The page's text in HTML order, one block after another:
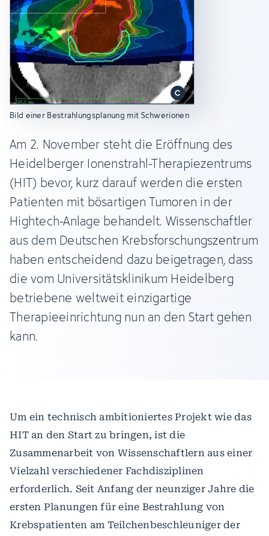
Bild einer Bestrahlungsplanung mit Schwerionen
Am 2. November steht die Eröffnung des
Heidelberger Ionenstrahl-Therapiezentrums
(HIT) bevor, kurz darauf werden die ersten
Patienten mit bösartigen Tumoren in der
Hightech-Anlage behandelt. Wissenschaftler
aus dem Deutschen Krebsforschungszentrum
haben entscheidend dazu beigetragen, dass
die vom Universitätsklinikum Heidelberg
betriebene weltweit einzigartige
Therapieeinrichtung nun an den Start gehen
kann.
Um ein technisch ambitioniertes Projekt wie das
HIT an den Start zu bringen, ist die
Zusammenarbeit von Wissenschaftlern aus einer
Vielzahl verschiedener Fachdisziplinen
erforderlich. Seit Anfang der neunziger Jahre die
ersten Planungen für eine Bestrahlung von
Krebspatienten am Teilchenbeschleuniger der